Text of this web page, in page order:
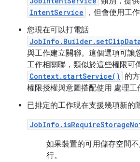
IntentService
，但會使用工作
您現在可以打電話
與工作建立關聯。這個選項可讓
工作相關聯，類似於這些權限可
Context.startService()
的
權限授權與意圖搭配使用 處理工
已排定的工作現在支援幾項新的
如果裝置的可用儲存空間
行。